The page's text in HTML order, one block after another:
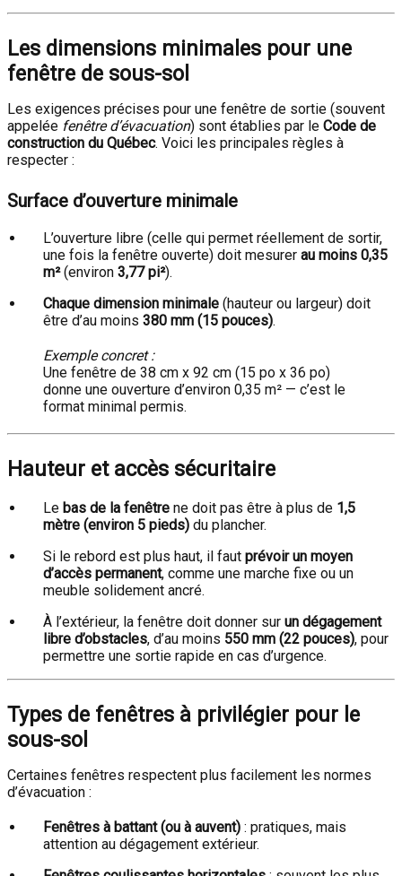
Les dimensions minimales pour une
fenêtre de sous-sol
Les exigences précises pour une fenêtre de sortie (souvent
appelée fenêtre d’évacuation) sont établies par le Code de
construction du Québec. Voici les principales règles à
respecter :
Surface d’ouverture minimale
L’ouverture libre (celle qui permet réellement de sortir,
une fois la fenêtre ouverte) doit mesurer au moins 0,35
m²(environ 3,77 pi²).
Chaque dimension minimale (hauteur ou largeur) doit
être d’au moins 380 mm (15 pouces).
Exemple concret :
Une fenêtre de 38 cm x 92 cm (15 po x 36 po)
donne une ouverture d’environ 0,35 m² — c’est le
format minimal permis.
Hauteur et accès sécuritaire
Le bas de la fenêtre ne doit pas être à plus de 1,5
mètre (environ 5 pieds) du plancher.
Si le rebord est plus haut, il faut prévoir un moyen
d’accès permanent, comme une marche fixe ou un
meuble solidement ancré.
À l’extérieur, la fenêtre doit donner sur un dégagement
libre d’obstacles, d’au moins 550 mm (22 pouces), pour
permettre une sortie rapide en cas d’urgence.
Types de fenêtres à privilégier pour le
sous-sol
Certaines fenêtres respectent plus facilement les normes
d’évacuation :
Fenêtres à battant (ou à auvent) : pratiques, mais
attention au dégagement extérieur.